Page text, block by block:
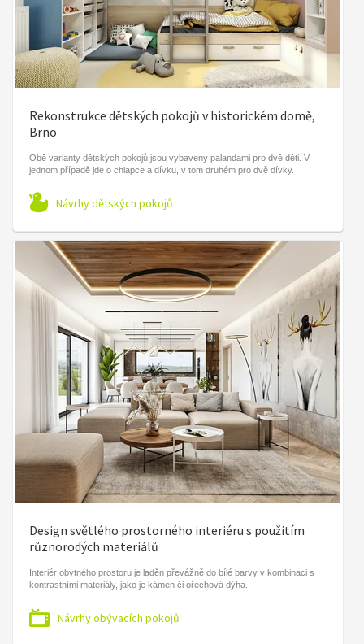
Rekonstrukce dětských pokojů v historickém domě,
Brno
Obě varianty dětských pokojů jsou vybaveny palandami pro dvě děti. V
jednom případě jde o chlapce a dívku, v tom druhém pro dvě dívky.
Návrhy dětských pokojů
Design světlého prostorného interiéru s použitím
různorodých materiálů
Interiér obytného prostoru je laděn převážně do bílé barvy v kombinaci s
kontrastními materiály, jako je kámen či ořechová dýha.
Návrhy obývacích pokojů